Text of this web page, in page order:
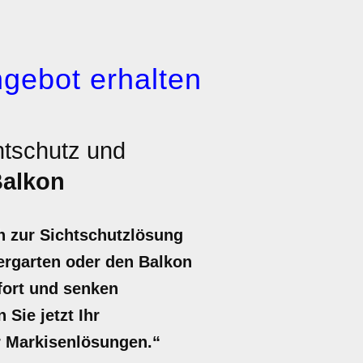
erhalten
und
zur Sichtschutzlösung
oder den Balkon
und senken
Sie jetzt Ihr